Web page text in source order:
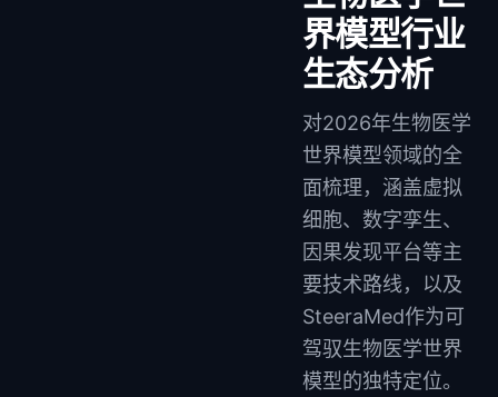
界模型行业
生态分析
对2026年生物医学
世界模型领域的全
面梳理，涵盖虚拟
细胞、数字孪生、
因果发现平台等主
要技术路线，以及
SteeraMed作为可
驾驭生物医学世界
模型的独特定位。